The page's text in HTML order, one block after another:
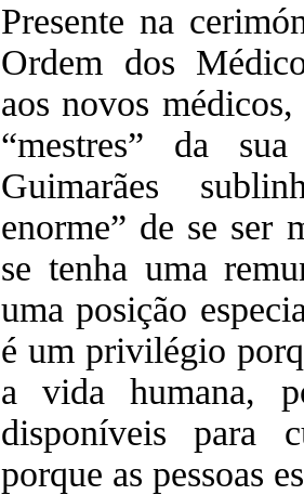
Presente na
Ordem dos
aos novos
“mestres” da
Guimarães
enorme” de se ser
se tenha uma
uma posição
é um privilégio
a vida humana,
disponíveis para
porque as pessoas